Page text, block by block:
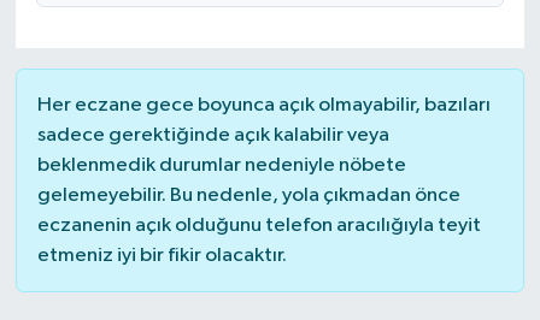
Her eczane gece boyunca açık olmayabilir, bazıları
sadece gerektiğinde açık kalabilir veya
beklenmedik durumlar nedeniyle nöbete
gelemeyebilir. Bu nedenle, yola çıkmadan önce
eczanenin açık olduğunu telefon aracılığıyla teyit
etmeniz iyi bir fikir olacaktır.